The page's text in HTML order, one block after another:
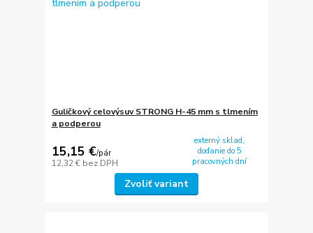
Guličkový celovýsuv STRONG H-45 mm s tlmením
a podperou
15,15 €/pár
12,32 € bez DPH
externý sklad,
dodanie do 5
pracovných dní
Zvoliť variant